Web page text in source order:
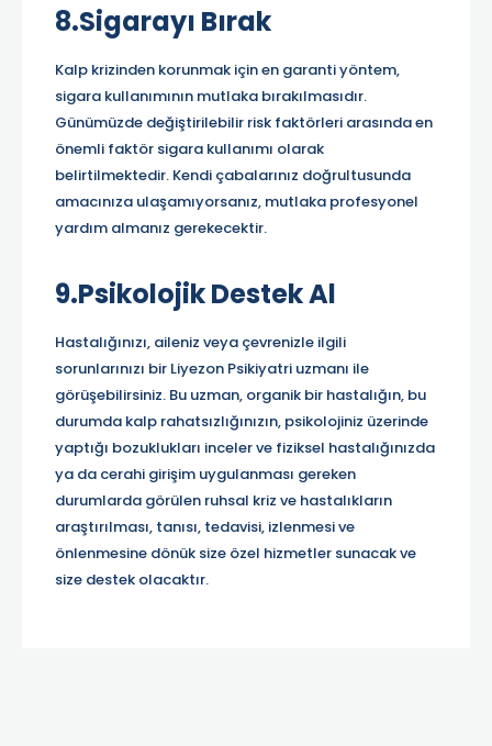
8.Sigarayı Bırak
Kalp krizinden korunmak için en garanti yöntem,
sigara kullanımının mutlaka bırakılmasıdır.
Günümüzde değiştirilebilir risk faktörleri arasında en
önemli faktör sigara kullanımı olarak
belirtilmektedir. Kendi çabalarınız doğrultusunda
amacınıza ulaşamıyorsanız, mutlaka profesyonel
yardım almanız gerekecektir.
9.Psikolojik Destek Al
Hastalığınızı, aileniz veya çevrenizle ilgili
sorunlarınızı bir Liyezon Psikiyatri uzmanı ile
görüşebilirsiniz. Bu uzman, organik bir hastalığın, bu
durumda kalp rahatsızlığınızın, psikolojiniz üzerinde
yaptığı bozuklukları inceler ve fiziksel hastalığınızda
ya da cerahi girişim uygulanması gereken
durumlarda görülen ruhsal kriz ve hastalıkların
araştırılması, tanısı, tedavisi, izlenmesi ve
önlenmesine dönük size özel hizmetler sunacak ve
size destek olacaktır.